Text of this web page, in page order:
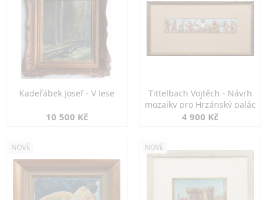
Kadeřábek Josef - V lese
10 500 Kč
Tittelbach Vojtěch - Návrh
mozaiky pro Hrzánský palác
4 900 Kč
NOVÉ NOVÉ